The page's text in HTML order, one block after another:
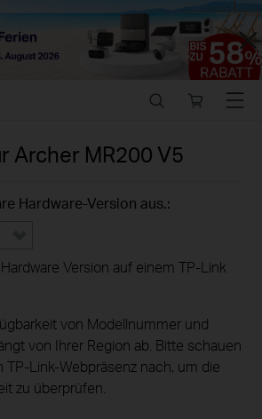
Close
store
Menu
Archer MR200 V5
Hardware-Version aus.:
Version auf einem TP-Link
von Modellnummer und
von Ihrer Region ab. Bitte schauen
TP-Link-Webpräsenz nach, um die
zu überprüfen.